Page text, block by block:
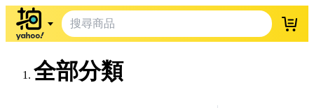
登入
全部分類